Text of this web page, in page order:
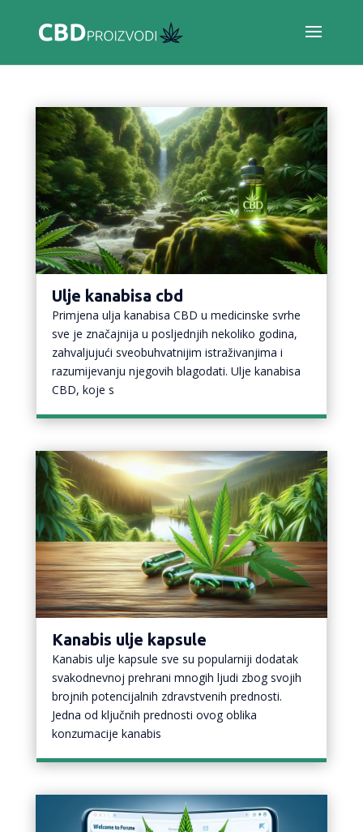
Ulje kanabisa cbd
Primjena ulja kanabisa CBD u medicinske svrhe
sve je značajnija u posljednjih nekoliko godina,
zahvaljujući sveobuhvatnijim istraživanjima i
razumijevanju njegovih blagodati. Ulje kanabisa
CBD, koje s
Kanabis ulje kapsule
Kanabis ulje kapsule sve su popularniji dodatak
svakodnevnoj prehrani mnogih ljudi zbog svojih
brojnih potencijalnih zdravstvenih prednosti.
Jedna od ključnih prednosti ovog oblika
konzumacije kanabis